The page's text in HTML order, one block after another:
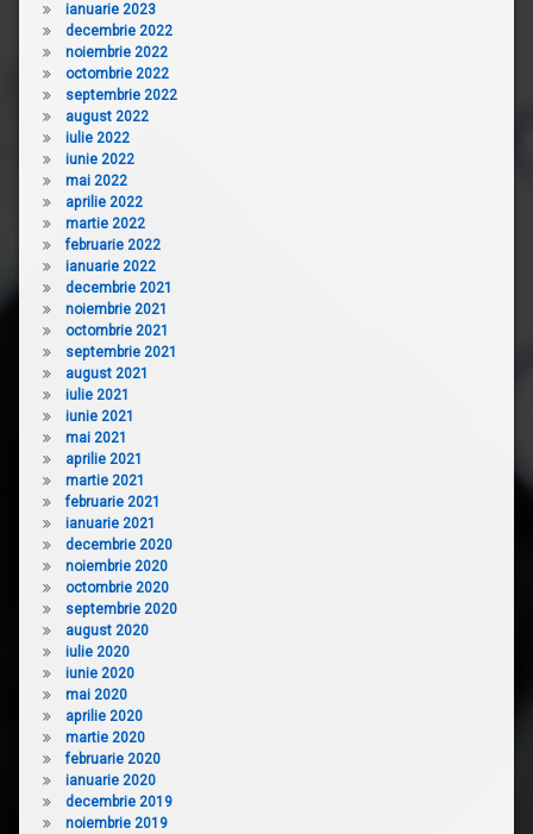
ianuarie 2023
decembrie 2022
noiembrie 2022
octombrie 2022
septembrie 2022
august 2022
iulie 2022
iunie 2022
mai 2022
aprilie 2022
martie 2022
februarie 2022
ianuarie 2022
decembrie 2021
noiembrie 2021
octombrie 2021
septembrie 2021
august 2021
iulie 2021
iunie 2021
mai 2021
aprilie 2021
martie 2021
februarie 2021
ianuarie 2021
decembrie 2020
noiembrie 2020
octombrie 2020
septembrie 2020
august 2020
iulie 2020
iunie 2020
mai 2020
aprilie 2020
martie 2020
februarie 2020
ianuarie 2020
decembrie 2019
noiembrie 2019